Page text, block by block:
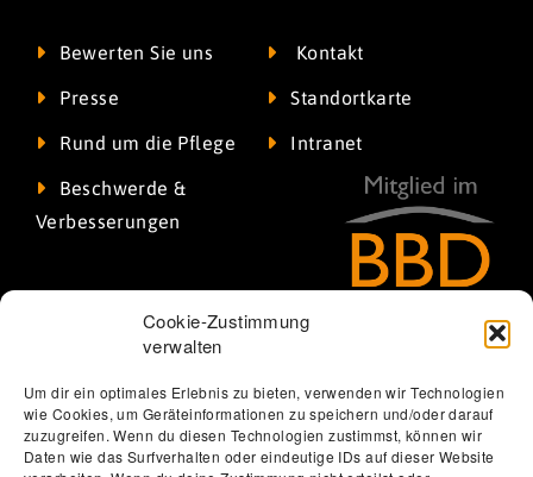
Cookie-Zustimmung
verwalten
Um dir ein optimales Erlebnis zu bieten, verwenden wir Technologien
wie Cookies, um Geräteinformationen zu speichern und/oder darauf
zuzugreifen. Wenn du diesen Technologien zustimmst, können wir
Daten wie das Surfverhalten oder eindeutige IDs auf dieser Website
Bewerten Sie uns Kontakt
Presse Standortkarte
Rund um die Pflege Intranet
Beschwerde &
Verbesserungen